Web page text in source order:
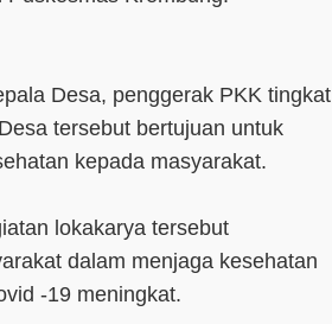
Desa, penggerak PKK tingkat
tersebut bertujuan untuk
kepada masyarakat.
lokakarya tersebut
dalam menjaga kesehatan
-19 meningkat.